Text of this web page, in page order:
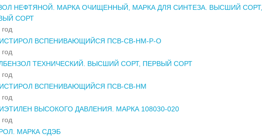
НЕФТЯНОЙ. МАРКА ОЧИЩЕННЫЙ, МАРКА ДЛЯ СИНТЕЗА. ВЫСШИЙ СОРТ,
СОРТ
ВСПЕНИВАЮЩИЙСЯ ПСВ-СВ-НМ-Р-О
ТЕХНИЧЕСКИЙ. ВЫСШИЙ СОРТ, ПЕРВЫЙ СОРТ
ВСПЕНИВАЮЩИЙСЯ ПСВ-СВ-НМ
ВЫСОКОГО ДАВЛЕНИЯ. МАРКА 108030-020
МАРКА СДЭБ